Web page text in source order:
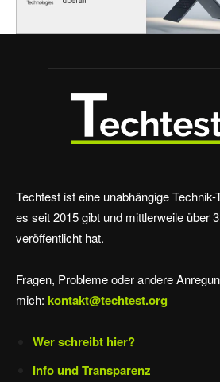
Techtest ist eine unabhängige
es seit 2015 gibt und mittlerweile über
veröffentlicht hat.
Fragen, Probleme oder andere
mich: kontakt@techtest.org
Wer schreibt hier?
Info und Transparenz